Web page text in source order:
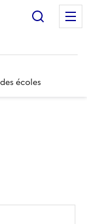
écoles